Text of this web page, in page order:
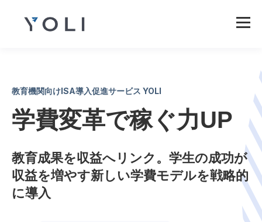
教育機関向けISA導入促進サービス YOLI
学費変革で稼ぐ力UP
教育成果を収益へリンク。 学生の成功が
収益を増やす新しい学費モデルを戦略的
に導入